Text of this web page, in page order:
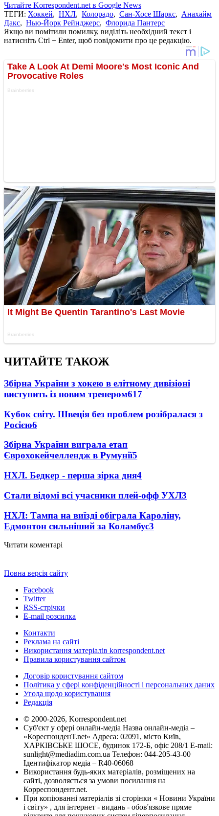
Читайте Korrespondent.net в Google News
ТЕГИ: Хоккей, НХЛ, Колорадо, Сан-Хосе Шаркс, Анахайм
Дакс, Нью-Йорк Рейнджерс, Флорида Пантерс
Якщо ви помітили помилку, виділіть необхідний текст і
натисніть Ctrl + Enter, щоб повідомити про це редакцію.
ЧИТАЙТЕ ТАКОЖ
Збірна України з хокею в елітному дивізіоні
виступить із новим тренером617
Кубок світу. Швеція без проблем розібралася з
Росією6
Збірна України виграла етап
Єврохокейчеллендж в Румунії5
НХЛ. Бедкер - перша зірка дня4
Стали відомі всі учасники плей-офф УХЛ3
НХЛ: Тампа на виїзді обіграла Кароліну,
Едмонтон сильніший за Коламбус3
Читати коментарі
Повна версія сайту
Facebook
Twitter
RSS-стрічки
E-mail розсилка
Контакти
Реклама на сайті
Використання матеріалів korrespondent.net
Правила користування сайтом
Договір користування сайтом
Політика у сфері конфіденційності і персональних даних
Угода щодо користування
Редакція
© 2000-2026, Korrespondent.net
Суб'єкт у сфері онлайн-медіа Назва онлайн-медіа –
«КореспонденТ.net» Адреса: 02091, місто Київ,
ХАРКІВСЬКЕ ШОСЕ, будинок 172-Б, офіс 208/1 E-mail:
sunlight@mediadim.com.ua Телефон: 044-205-43-00
Ідентифікатор медіа – R40-06068
Використання будь-яких матеріалів, розміщених на
сайті, дозволяється за умови посилання на
Корреспондент.net.
При копіюванні матеріалів зі сторінки « Новини України
і світу» , для інтернет - видань - обов'язкове пряме